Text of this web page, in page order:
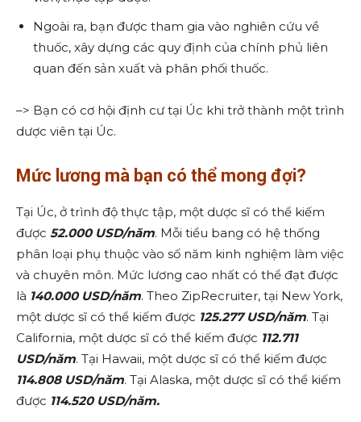
Ngoài ra, bạn được tham gia vào nghiên cứu về
thuốc, xây dựng các quy định của chính phủ liên
quan đến sản xuất và phân phối thuốc.
–> Bạn có cơ hội định cư tại Úc khi trở thành một trình
dược viên tại Úc.
Mức lương mà bạn có thể mong đợi?
Tại Úc, ở trình độ thực tập, một dược sĩ có thể kiếm
được 52.000 USD/năm. Mỗi tiểu bang có hệ thống
phân loại phụ thuộc vào số năm kinh nghiệm làm việc
và chuyên môn. Mức lương cao nhất có thể đạt được
là 140.000 USD/năm. Theo ZipRecruiter, tại New York,
một dược sĩ có thể kiếm được 125.277 USD/năm. Tại
California, một dược sĩ có thể kiếm được 112.711
USD/năm. Tại Hawaii, một dược sĩ có thể kiếm được
114.808 USD/năm. Tại Alaska, một dược sĩ có thể kiếm
được 114.520 USD/năm.